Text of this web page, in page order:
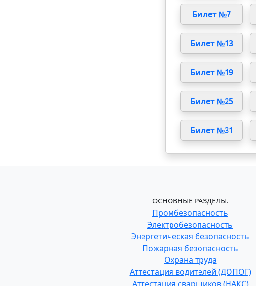
Билет №7
Билет №13
Билет №19
Билет №25
Билет №31
ОСНОВНЫЕ РАЗДЕЛЫ:
Промбезопасность
Электробезопасность
Энергетическая безопасность
Пожарная безопасность
Охрана труда
Аттестация водителей (ДОПОГ)
Аттестация сварщиков (НАКС)